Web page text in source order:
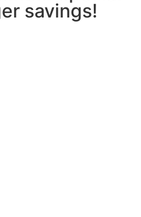
savings!